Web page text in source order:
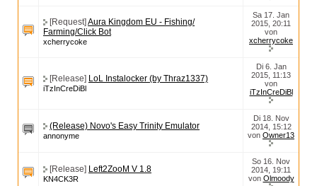
[Request] Aura Kingdom EU - Fishing/
Farming/Click Bot
xcherrycoke
Sa 17. Jan
2015, 20:11
von
xcherrycoke
[Release] LoL Instalocker (by Thraz1337)
iTzInCreDiBl
Di 6. Jan
2015, 11:13
von
iTzInCreDiBl
(Release) Novo's Easy Trinity Emulator
annonyme
Di 18. Nov
2014, 15:12
von Owner13
[Release] Left2ZooM V 1.8
KN4CK3R
So 16. Nov
2014, 19:11
von Olmoody